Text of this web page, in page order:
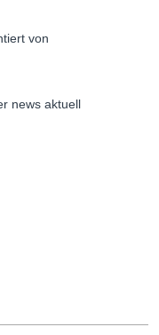
von
news aktuell